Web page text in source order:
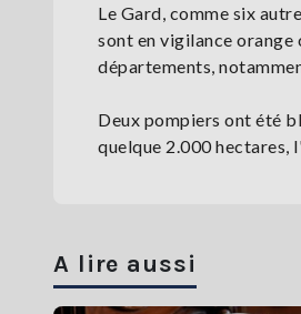
Le Gard, comme six
sont en vigilance orange
départements,
Deux pompiers ont été
quelque 2.000 hectares,
A lire aussi